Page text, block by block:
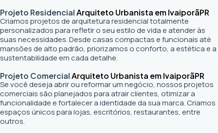
Projeto ResidencialArquiteto Urbanista em IvaiporãPR
Criamos projetos de arquitetura residencial totalmente
personalizados para refletir o seu estilo de vida e atender às
suas necessidades. Desde casas compactas e funcionais até
mansões de alto padrão, priorizamos o conforto, a estética e a
sustentabilidade em cada detalhe.
Projeto ComercialArquiteto Urbanista em IvaiporãPR
Se você deseja abrir ou reformar um negócio, nossos projetos
comerciais são planejados para atrair clientes, otimizar a
funcionalidade e fortalecer a identidade da sua marca. Criamos
espaços únicos para lojas, escritórios, restaurantes, entre
outros.